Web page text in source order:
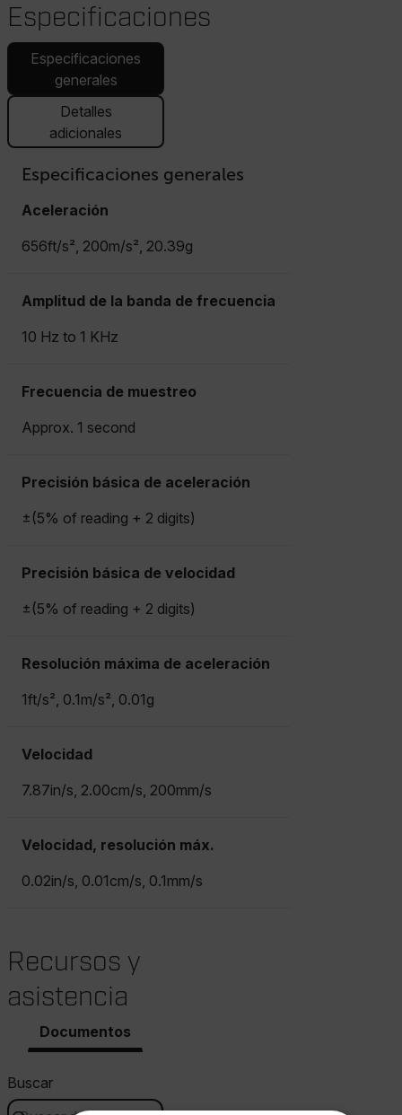
Especificaciones
Especificaciones
generales
Detalles
adicionales
Especificaciones generales
Aceleración
656ft/s², 200m/s², 20.39g
Amplitud de la banda de frecuencia
10 Hz to 1 KHz
Frecuencia de muestreo
Approx. 1 second
Precisión básica de aceleración
±(5% of reading + 2 digits)
Precisión básica de velocidad
±(5% of reading + 2 digits)
Resolución máxima de aceleración
1ft/s², 0.1m/s², 0.01g
Velocidad
7.87in/s, 2.00cm/s, 200mm/s
Velocidad, resolución máx.
0.02in/s, 0.01cm/s, 0.1mm/s
Recursos y
asistencia
Documentos
Buscar